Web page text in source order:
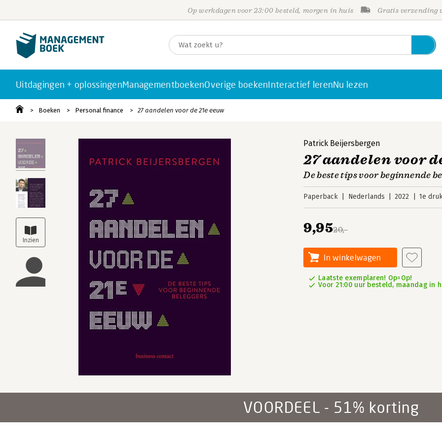
Op werkdagen voor 23:00 besteld, morgen in huis Gratis verzending
Uitdagingen + oplossingenManagementboekenOverige boekenInteractief lerenNu lezen
Boeken Personal finance 27 aandelen voor de 21e eeuw
Patrick Beijersbergen
27 aandelen voor
De beste tips voor beginnende
Paperback Nederlands 2022 1e
20,-
9,95
In winkelwagen
Laatste exemplaren! Op=Op!
Voor 21:00 uur besteld, maandag in
VOORDEEL - 51% korting